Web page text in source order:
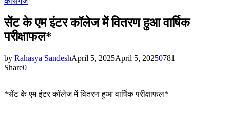
सेंट के एम इंटर कॉलेज में वितरण हुआ वार्षिक
परीक्षाफल*
by Rahasya SandeshApril 5, 2025April 5, 20250781
Share0
*सेंट के एम इंटर कॉलेज में वितरण हुआ वार्षिक परीक्षाफल*